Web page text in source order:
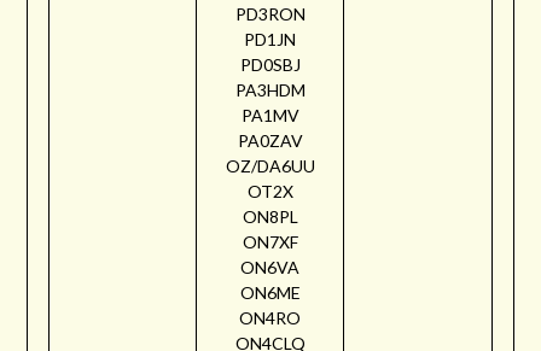
PD3RON
PD1JN
PD0SBJ
PA3HDM
PA1MV
PA0ZAV
OZ/DA6UU
OT2X
ON8PL
ON7XF
ON6VA
ON6ME
ON4RO
ON4CLQ